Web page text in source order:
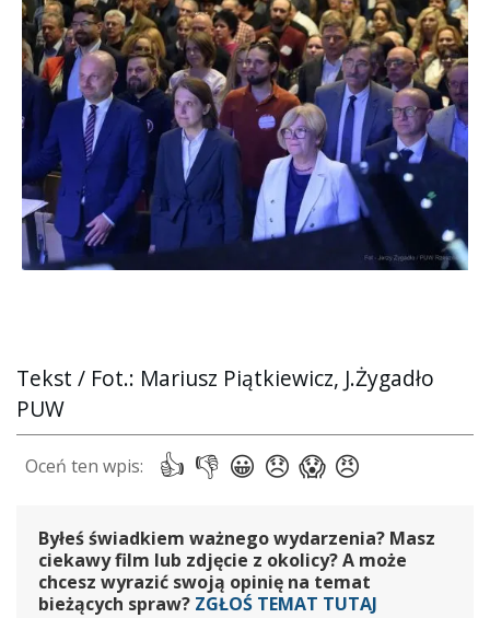
Tekst / Fot.: Mariusz Piątkiewicz, J.Żygadło
PUW
Byłeś świadkiem ważnego wydarzenia? Masz
ciekawy film lub zdjęcie z okolicy? A może
chcesz wyrazić swoją opinię na temat
bieżących spraw? ZGŁOŚ TEMAT TUTAJ